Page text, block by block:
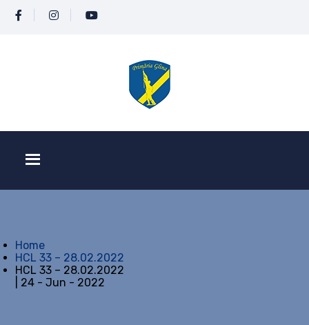
Home
HCL 33 – 28.02.2022
HCL 33 – 28.02.2022
| 24 - Jun - 2022